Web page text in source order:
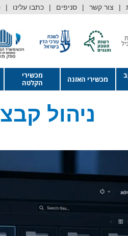
צור קשר סניפים כתבו עלינו
מכשירי האזנה
מכשירי
הקלטה
ניהול